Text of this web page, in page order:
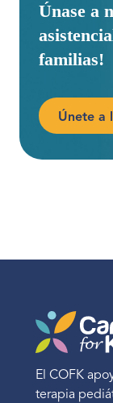
Únase a
familias!
Únete a
El COFK
terapia